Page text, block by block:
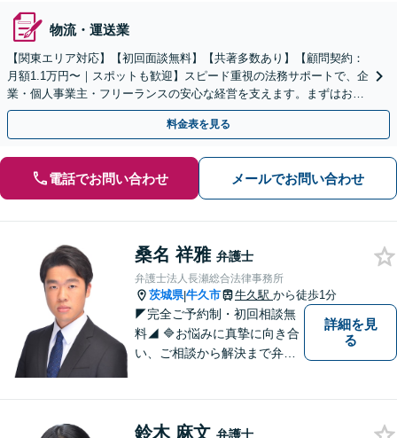
物流・運送業
【関東エリア対応】【初回面談無料】【共著多数あり】【顧問契約：
月額1.1万円〜｜スポットも歓迎】スピード重視の法務サポートで、企
業・個人事業主・フリーランスの安心な経営を支えます。まずはお気
軽にご相談ください【秘密厳守】【休日・夜間相談可】
料金表を見る
電話でお問い合わせ メールでお問い合わせ
桑名 祥雅 弁護士
弁護士法人長瀬総合法律事務所
茨城県|牛久市 牛久駅 から徒歩1分
◤完全ご予約制・初回相談無
料◢ 🔷お悩みに真摯に向き合
い、ご相談から解決まで弁護
せるために安心の第一歩を踏
詳細を見
る
鈴木 麻文 弁護士